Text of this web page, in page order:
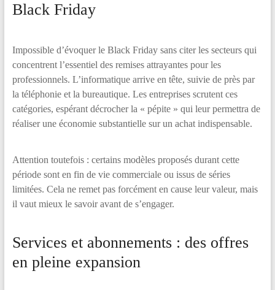
Black Friday
Impossible d’évoquer le Black Friday sans citer les secteurs qui
concentrent l’essentiel des remises attrayantes pour les
professionnels. L’informatique arrive en tête, suivie de près par
la téléphonie et la bureautique. Les entreprises scrutent ces
catégories, espérant décrocher la « pépite » qui leur permettra de
réaliser une économie substantielle sur un achat indispensable.
Attention toutefois : certains modèles proposés durant cette
période sont en fin de vie commerciale ou issus de séries
limitées. Cela ne remet pas forcément en cause leur valeur, mais
il vaut mieux le savoir avant de s’engager.
Services et abonnements : des offres
en pleine expansion